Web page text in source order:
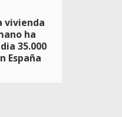
vivienda
ha
35.000
España